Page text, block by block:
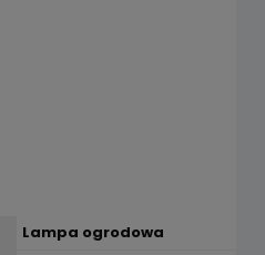
Lampa ogrodowa